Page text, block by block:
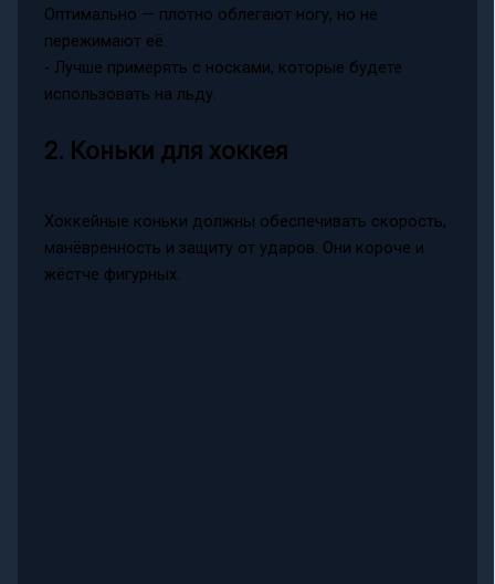
Оптимально — плотно облегают ногу, но не
пережимают её.
- Лучше примерять с носками, которые будете
использовать на льду.
2. Коньки для хоккея
Хоккейные коньки должны обеспечивать скорость,
манёвренность и защиту от ударов. Они короче и
жёстче фигурных.